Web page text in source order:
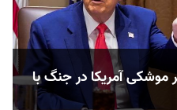
آمریکا در جنگ با